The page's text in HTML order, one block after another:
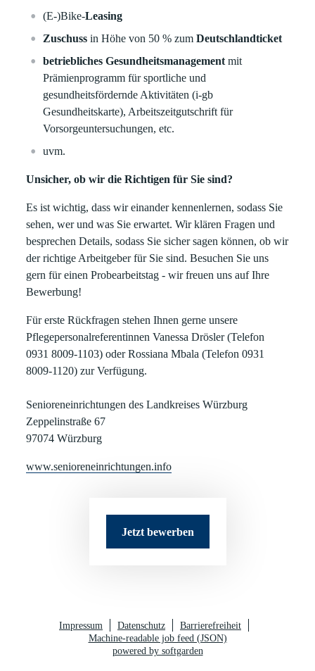
(E-)Bike-Leasing
Zuschussin Höhe von 50 % zumDeutschlandticket
betriebliches Gesundheitsmanagement mit
Prämienprogramm für sportliche und
gesundheitsfördernde Aktivitäten (i-gb
Gesundheitskarte), Arbeitszeitgutschrift für
Vorsorgeuntersuchungen, etc.
uvm.
Unsicher, ob wir die Richtigen für Sie sind?
Es ist wichtig, dass wir einander kennenlernen, sodass Sie
sehen, wer und was Sie erwartet. Wir klären Fragen und
besprechen Details, sodass Sie sicher sagen können, ob wir
der richtige Arbeitgeber für Sie sind. Besuchen Sie uns
gern für einen Probearbeitstag - wir freuen uns auf Ihre
Bewerbung!
Für erste Rückfragen stehen Ihnen gerne unsere
Pflegepersonalreferentinnen Vanessa Drösler (Telefon
0931 8009-1103) oder Rossiana Mbala (Telefon 0931
8009-1120) zur Verfügung.
Senioreneinrichtungen des Landkreises Würzburg
Zeppelinstraße 67
97074 Würzburg
www.senioreneinrichtungen.info
Jetzt bewerben
Impressum Datenschutz
Barrierefreiheit
Machine-readable job feed (JSON)
powered by softgarden